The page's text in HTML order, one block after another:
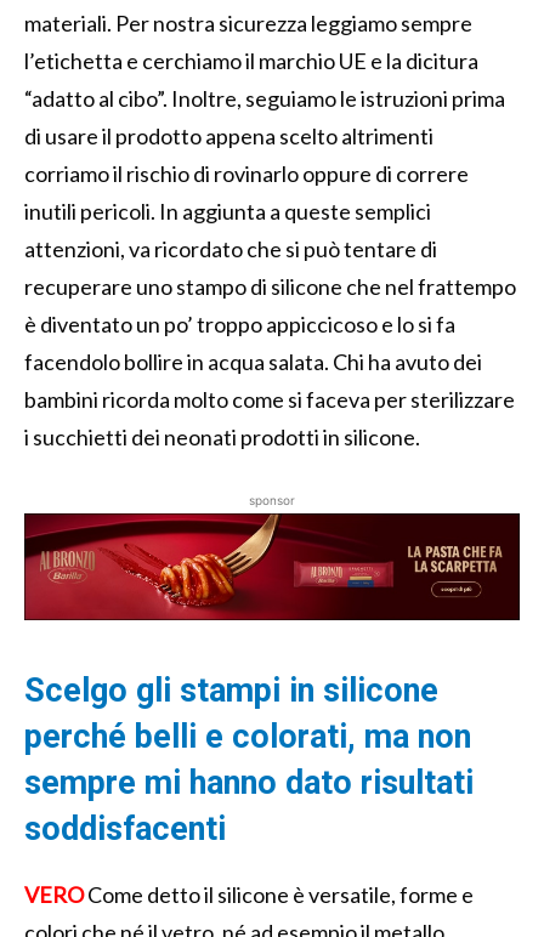
materiali. Per nostra sicurezza leggiamo sempre
l’etichetta e cerchiamo il marchio UE e la dicitura
“adatto al cibo”. Inoltre, seguiamo le istruzioni prima
di usare il prodotto appena scelto altrimenti
corriamo il rischio di rovinarlo oppure di correre
inutili pericoli. In aggiunta a queste semplici
attenzioni, va ricordato che si può tentare di
recuperare uno stampo di silicone che nel frattempo
è diventato un po’ troppo appiccicoso e lo si fa
facendolo bollire in acqua salata. Chi ha avuto dei
bambini ricorda molto come si faceva per sterilizzare
i succhietti dei neonati prodotti in silicone.
sponsor
Scelgo gli stampi in silicone
perché belli e colorati, ma non
sempre mi hanno dato risultati
soddisfacenti
VEROCome detto il silicone è versatile, forme e